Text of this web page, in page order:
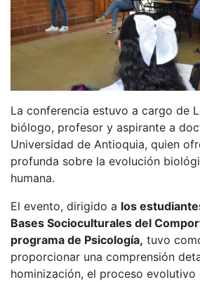
La conferencia estuvo a cargo de
biólogo, profesor y aspirante a
Universidad de Antioquia, quien
profunda sobre la evolución
humana.
El evento, dirigido a los
Bases Socioculturales del
programa de Psicología, tuvo
proporcionar una comprensión
hominización, el proceso